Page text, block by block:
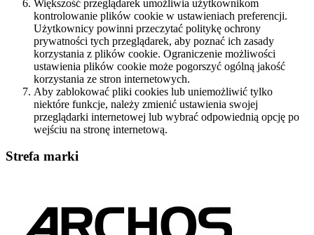
Większość przeglądarek umożliwia użytkownikom
kontrolowanie plików cookie w ustawieniach preferencji.
Użytkownicy powinni przeczytać politykę ochrony
prywatności tych przeglądarek, aby poznać ich zasady
korzystania z plików cookie. Ograniczenie możliwości
ustawienia plików cookie może pogorszyć ogólną jakość
korzystania ze stron internetowych.
Aby zablokować pliki cookies lub uniemożliwić tylko
niektóre funkcje, należy zmienić ustawienia swojej
przeglądarki internetowej lub wybrać odpowiednią opcję po
wejściu na stronę internetową.
Strefa marki